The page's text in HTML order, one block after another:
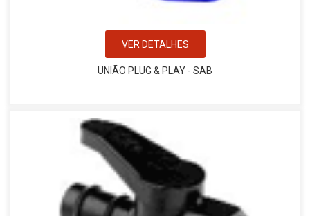
VER DETALHES
UNIÃO PLUG & PLAY - SAB